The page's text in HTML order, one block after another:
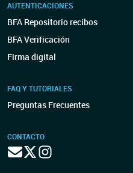
AUTENTICACIONES
BFA Repositorio recibos
BFA Verificación
Firma digital
FAQ Y TUTORIALES
Preguntas Frecuentes
CONTACTO